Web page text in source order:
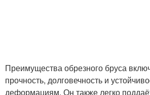
Преимущества обрезного бруса
прочность, долговечность и
деформациям. Он также легко